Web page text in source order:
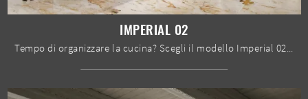
IMPERIAL 02